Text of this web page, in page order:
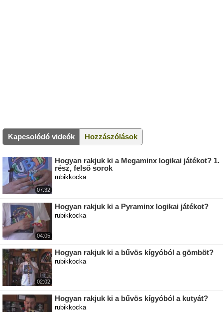
Kapcsolódó videók Hozzászólások
07:32
Hogyan rakjuk ki a Megaminx logikai játékot? 1.
rész, felső sorok
rubikkocka
04:05
Hogyan rakjuk ki a Pyraminx logikai játékot?
rubikkocka
02:02
Hogyan rakjuk ki a bűvös kígyóból a gömböt?
rubikkocka
Hogyan rakjuk ki a bűvös kígyóból a kutyát?
rubikkocka